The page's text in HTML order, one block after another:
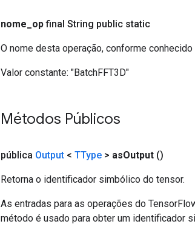
nome op final String public static
O nome desta operação, conforme
Valor constante: "BatchFFT3D"
Métodos Públicos
pública Output < TType > asOutput ()
Retorna o identificador simbólico do tensor.
As entradas para as operações do
método é usado para obter um identificador